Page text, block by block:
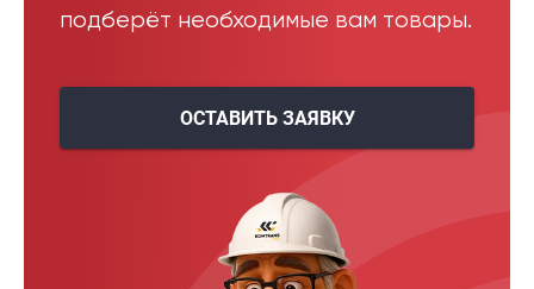
подберёт необходимые вам товары.
ОСТАВИТЬ ЗАЯВКУ